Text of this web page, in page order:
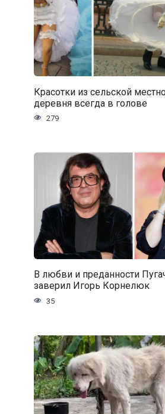
Красотки из сельской
деревня всегда в голове
279
В любви и преданности
заверил Игорь Корнелюк
35